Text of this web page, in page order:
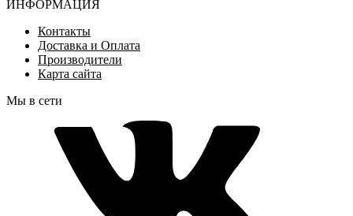
ИНФОРМАЦИЯ
Контакты
Доставка и Оплата
Производители
Карта сайта
Мы в сети